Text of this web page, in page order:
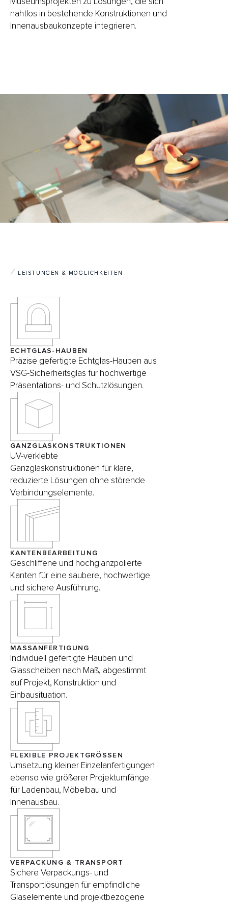
nahtlos in bestehende Konstruktionen und
Innenausbaukonzepte integrieren.
LEISTUNGEN & MÖGLICHKEITEN
ECHTGLAS-HAUBEN
Präzise gefertigte Echtglas-Hauben aus
VSG-Sicherheitsglas für hochwertige
Präsentations- und Schutzlösungen.
GANZGLASKONSTRUKTIONEN
UV-verklebte
Ganzglaskonstruktionen für klare,
reduzierte Lösungen ohne störende
Verbindungselemente.
KANTENBEARBEITUNG
Geschliffene und hochglanzpolierte
Kanten für eine saubere, hochwertige
und sichere Ausführung.
MASSANFERTIGUNG
Individuell gefertigte Hauben und
Glasscheiben nach Maß, abgestimmt
auf Projekt, Konstruktion und
Einbausituation.
FLEXIBLE PROJEKTGRÖSSEN
Umsetzung kleiner Einzelanfertigungen
ebenso wie größerer Projektumfänge
für Ladenbau, Möbelbau und
Innenausbau.
VERPACKUNG & TRANSPORT
Sichere Verpackungs- und
Transportlösungen für empfindliche
Glaselemente und projektbezogene